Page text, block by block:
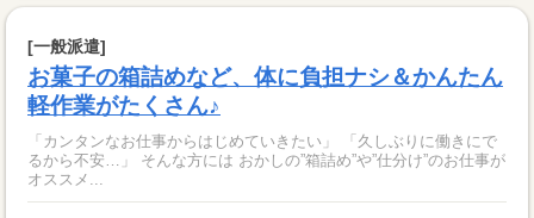
[一般派遣]
お菓子の箱詰めなど、体に負担ナシ＆かんたん
軽作業がたくさん♪
「カンタンなお仕事からはじめていきたい」 「久しぶりに働きにで
るから不安…」 そんな方には おかしの”箱詰め”や”仕分け”のお仕事が
オススメ...